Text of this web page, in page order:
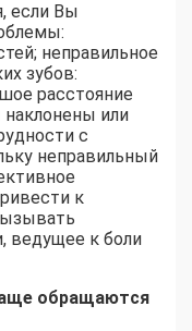
если Вы
неправильное
зубов:
расстояние
или
с
неправильный
к
ведущее к боли
обращаются